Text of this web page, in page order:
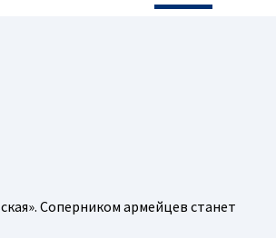
Соперником армейцев станет